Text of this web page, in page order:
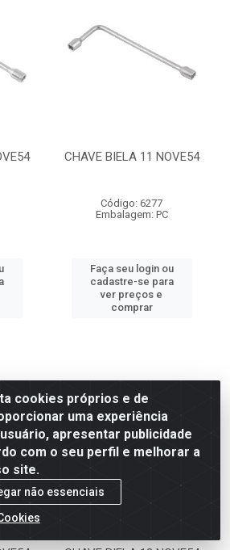
CHAVE BIELA 11 NOVE54
Código: 6277
Embalagem: PC
Faça seu login ou
cadastre-se para
ver preços e
comprar
cookies próprios e de
uma experiência
apresentar publicidade
com o seu perfil e melhorar a
site.
não essenciais